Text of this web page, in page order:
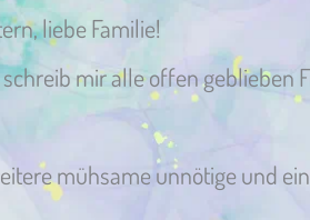
liebe Familie!
mir alle offen geblieben
mühsame unnötige und